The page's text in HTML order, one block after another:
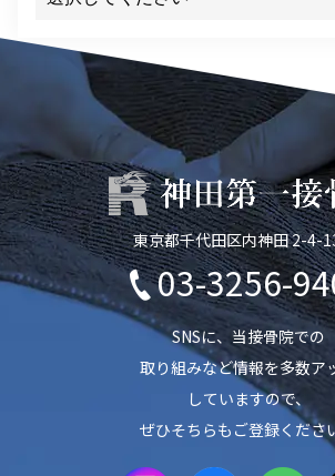
東京都千代田区内神田 2-4-
03-3256-
SNSに、当接骨院での
取り組みなど情報を多数ア
していますので、
ぜひそちらもご登録くださ